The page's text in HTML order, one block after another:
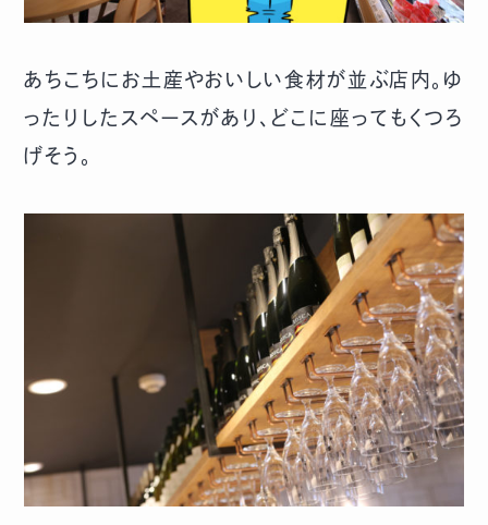
あちこちにお土産やおいしい食材が並ぶ店内。ゆ
ったりしたスペースがあり、どこに座ってもくつろ
げそう。